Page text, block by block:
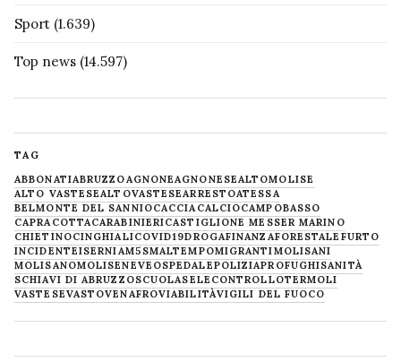
Sport (1.639)
Top news (14.597)
TAG
ABBONATIABRUZZOAGNONEAGNONESEALTOMOLISE
ALTO VASTESEALTOVASTESEARRESTOATESSA
BELMONTE DEL SANNIOCACCIACALCIOCAMPOBASSO
CAPRACOTTACARABINIERICASTIGLIONE MESSER MARINO
CHIETINOCINGHIALICOVID19DROGAFINANZAFORESTALE FURTO
INCIDENTEISERNIAM5SMALTEMPOMIGRANTIMOLISANI
MOLISANOMOLISENEVE OSPEDALEPOLIZIAPROFUGHISANITÀ
SCHIAVI DI ABRUZZOSCUOLASELECONTROLLOTERMOLI
VASTESEVASTOVENAFROVIABILITÀVIGILI DEL FUOCO